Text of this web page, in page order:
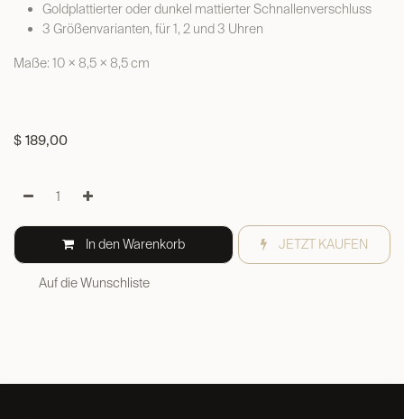
Goldplattierter oder dunkel mattierter Schnallenverschluss
3 Größenvarianten, für 1, 2 und 3 Uhren
Maße: 10 × 8,5 × 8,5 cm
$ 189,00
In den Warenkorb JETZT KAUFEN
Auf die Wunschliste